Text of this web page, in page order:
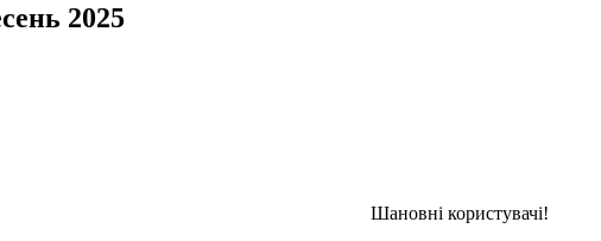
2025
Шановні користувачі!